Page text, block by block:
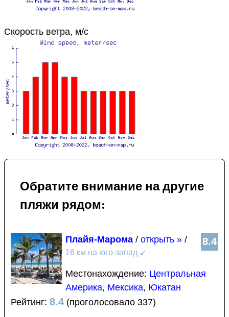
Скорость ветра, м/с
Обратите внимание на другие
пляжи рядом:
8.4
Плайя-Марома / открыть » /
16 км на юго-запад ↙
Местонахождение: Центральная
Америка, Мексика, Юкатан
Рейтинг: 8.4 (проголосовало 337)